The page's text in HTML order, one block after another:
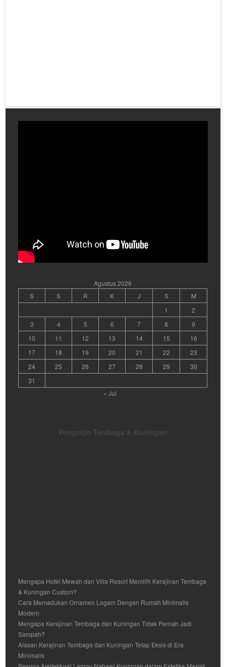
Agustus 2026
S
S R K J S
M
1
2
3
4 5 6 7 8
9
10
11 12 13 14 15
16
17
18 19 20 21 22
23
24
25 26 27 28 29
30
31
« Jul
Pengrajin Tembaga & Kuningan
Mengapa Hotel Mewah dan Villa Resort Memilih Kerajinan Tembaga
& Kuningan Custom?
Cara Memadukan Ornamen Logam Dengan Rumah Minimalis
Modern
Mengapa Kerajinan Tembaga dan Kuningan Tidak Pernah Jadi
Sampah?
Alasan Kerajinan Tembaga dan Kuningan Tetap Eksis di Era
Minimalis